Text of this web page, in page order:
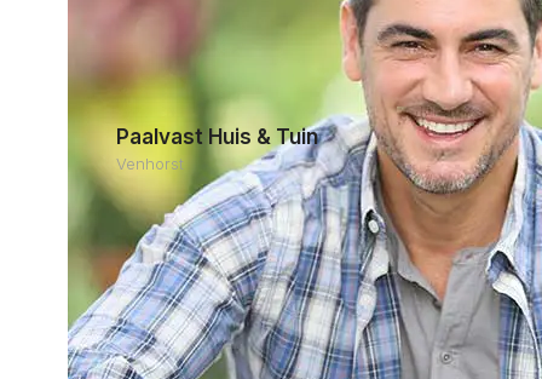
Paalvast Huis & Tuin
Venhorst